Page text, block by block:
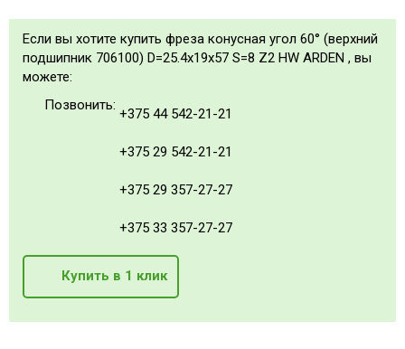
Если вы хотите купить фреза конусная угол 60° (верхний
подшипник 706100) D=25.4x19x57 S=8 Z2 HW ARDEN , вы
можете:
Позвонить:
+375 44 542-21-21
+375 29 542-21-21
+375 29 357-27-27
+375 33 357-27-27
Купить в 1 клик